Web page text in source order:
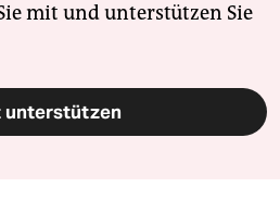
mit und unterstützen Sie